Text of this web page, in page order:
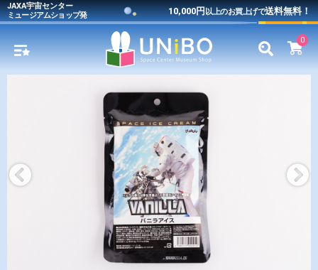
JAXA宇宙センター
ミュージアムショップ発
10,000円以上のお買上げで送料無料！
0